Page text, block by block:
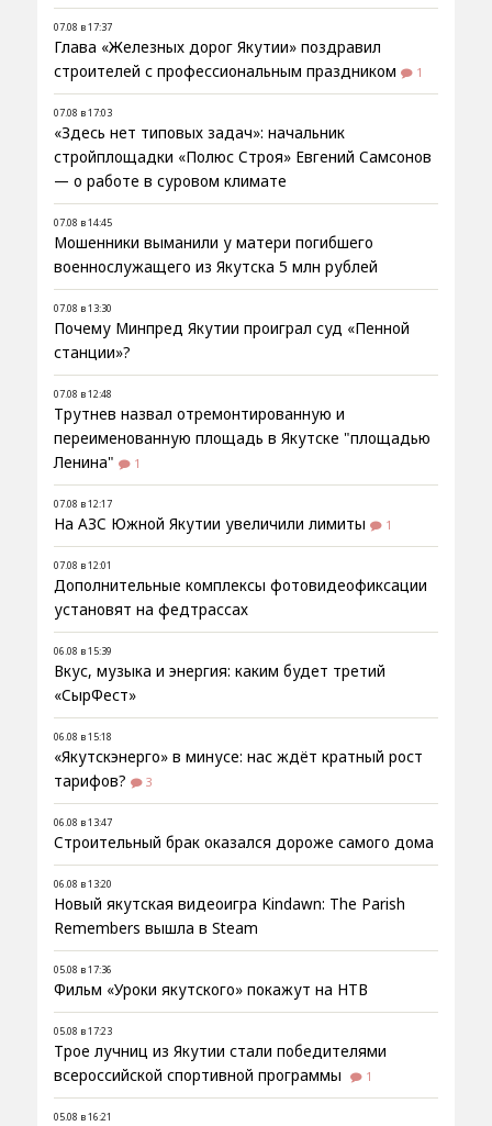
07.08 в 17:37
Глава «Железных дорог Якутии» поздравил
строителей с профессиональным праздником
1
07.08 в 17:03
«Здесь нет типовых задач»: начальник
стройплощадки «Полюс Строя» Евгений Самсонов
— о работе в суровом климате
07.08 в 14:45
Мошенники выманили у матери погибшего
военнослужащего из Якутска 5 млн рублей
07.08 в 13:30
Почему Минпред Якутии проиграл суд «Пенной
станции»?
07.08 в 12:48
Трутнев назвал отремонтированную и
переименованную площадь в Якутске "площадью
Ленина"
1
07.08 в 12:17
На АЗС Южной Якутии увеличили лимиты 1
07.08 в 12:01
Дополнительные комплексы фотовидеофиксации
установят на федтрассах
06.08 в 15:39
Вкус, музыка и энергия: каким будет третий
«СырФест»
06.08 в 15:18
«Якутскэнерго» в минусе: нас ждёт кратный рост
тарифов?
3
06.08 в 13:47
Строительный брак оказался дороже самого дома
06.08 в 13:20
Новый якутская видеоигра Kindawn: The Parish
Remembers вышла в Steam
05.08 в 17:36
Фильм «Уроки якутского» покажут на НТВ
05.08 в 17:23
Трое лучниц из Якутии стали победителями
всероссийской спортивной программы
1
05.08 в 16:21